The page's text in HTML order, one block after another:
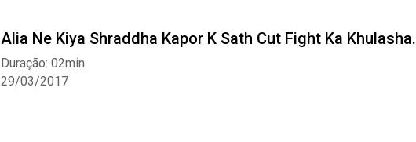
Alia Ne Kiya Shraddha Kapor K Sath Cut Fight Ka Khulasha.
29/03/2017
Duração: 02min
Whatsapp